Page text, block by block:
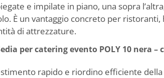
e impilate in piano, una sopra
È un vantaggio concreto per
di attrezzature.
per catering evento POLY 10 nera
rapido e riordino efficiente della